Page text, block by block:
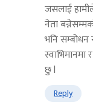
जसलाई
नेता
भनि सम्बोधन
छु l
Reply